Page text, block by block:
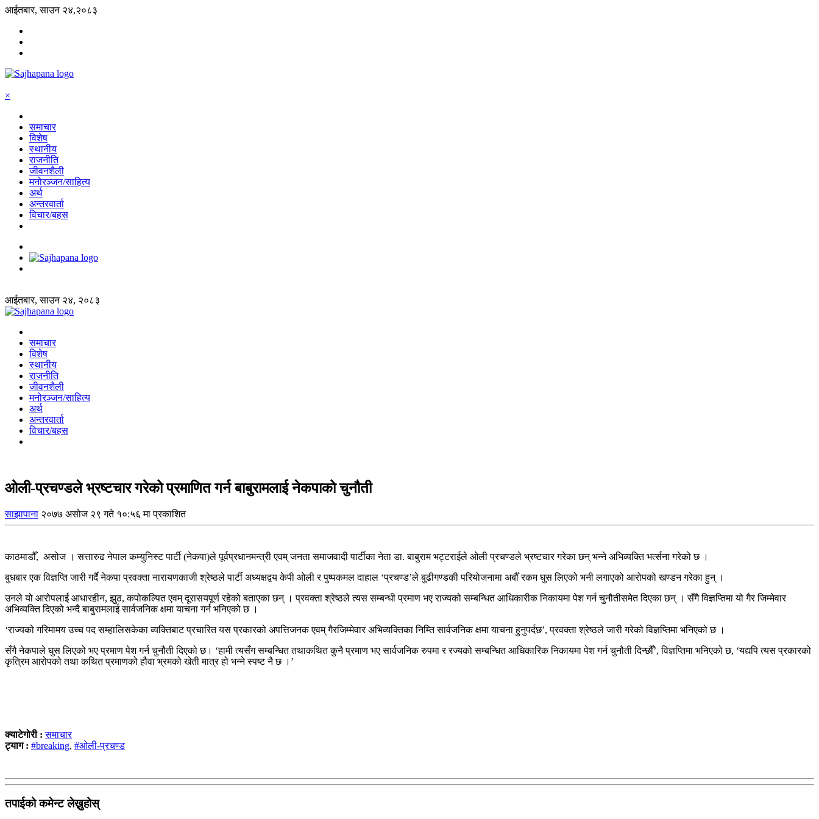
आईतबार, साउन २४,२०८३
×
समाचार
विशेष
स्थानीय
राजनीति
जीवनशैली
मनोरञ्जन/साहित्य
अर्थ
अन्तरवार्ता
विचार/बहस
आईतबार, साउन २४, २०८३
समाचार
विशेष
स्थानीय
राजनीति
जीवनशैली
मनोरञ्जन/साहित्य
अर्थ
अन्तरवार्ता
विचार/बहस
ओली-प्रचण्डले भ्रष्टचार गरेको प्रमाणित गर्न बाबुरामलाई नेकपाको चुनौती
साझापाना २०७७ असोज २९ गते १०:५६ मा प्रकाशित
काठमाडौँ, असोज । सत्तारुढ नेपाल कम्युनिस्ट पार्टी (नेकपा)ले पूर्वप्रधानमन्त्री एवम् जनता समाजवादी पार्टीका नेता डा. बाबुराम भट्टराईले ओली प्रचण्डले भ्रष्टचार गरेका छन् भन्ने अभिव्यक्ति भर्त्सना गरेको छ ।
बुधबार एक विज्ञप्ति जारी गर्दै नेकपा प्रवक्ता नारायणकाजी श्रेष्ठले पार्टी अध्यक्षद्वय केपी ओली र पुष्पकमल दाहाल ‘प्रचण्ड’ले बुढीगण्डकी परियोजनामा अर्बौँ रकम घुस लिएको भनी लगाएको आरोपको खण्डन गरेका हुन् ।
उनले यो आरोपलाई आधारहीन, झुठ, कपोकल्पित एवम् दूरासयपूर्ण रहेको बताएका छन् । प्रवक्ता श्रेष्ठले त्यस सम्बन्धी प्रमाण भए राज्यको सम्बन्धित आधिकारीक निकायमा पेश गर्न चुनौतीसमेत दिएका छन् । सँगै विज्ञप्तिमा यो गैर जिम्मेवार
अभिव्यक्ति दिएको भन्दै बाबुरामलाई सार्वजनिक क्षमा याचना गर्न भनिएको छ ।
‘राज्यको गरिमामय उच्च पद सम्हालिसकेका व्यक्तिबाट प्रचारित यस प्रकारको अपत्तिजनक एवम् गैरजिम्मेवार अभिव्यक्तिका निम्ति सार्वजनिक क्षमा याचना हुनुपर्दछ’, प्रवक्ता श्रेष्ठले जारी गरेको विज्ञप्तिमा भनिएको छ ।
सँगै नेकपाले घुस लिएको भए प्रमाण पेश गर्न चुनौती दिएको छ। ‘हामी त्यसँग सम्बन्धित तथाकथित कुनै प्रमाण भए सार्वजनिक रुपमा र रज्यको सम्बन्धित आधिकारिक निकायमा पेश गर्न चुनौती दिन्छौँ’, विज्ञप्तिमा भनिएको छ, ‘यद्यपि त्यस प्रकारको
कृत्रिम आरोपको तथा कथित प्रमाणको हौवा भ्रमको खेती मात्र हो भन्ने स्पष्ट नै छ ।’
क्याटेगोरी :समाचार
ट्याग : #breaking, #ओली-प्रचण्ड
तपाईको कमेन्ट लेख्नुहोस्